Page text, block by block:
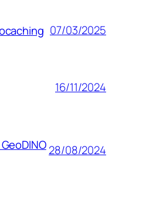
07/03/2025
16/11/2024
28/08/2024